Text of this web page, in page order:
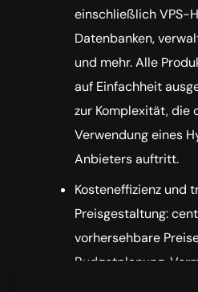
einschließlich VPS-
Datenbanken,
und mehr. Alle
auf Einfachheit
zur Komplexität, die
Verwendung eines
Anbieters auftritt.
Kosteneffizienz und
Preisgestaltung:
vorhersehbare
Budgetplanung,